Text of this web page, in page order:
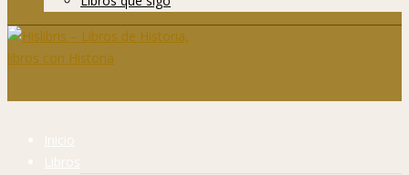
Inicio
Libros